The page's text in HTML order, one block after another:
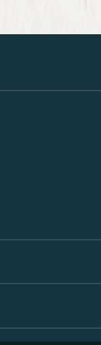
办博物馆的相关
的生平，及其在
域的成就，以促
物馆合作成立
度的学术研究和
心。 四、和博
孔院于 2018 年
国社会科学院合
高端学术论坛。孔
上级单位北京市
展厅，持续展出